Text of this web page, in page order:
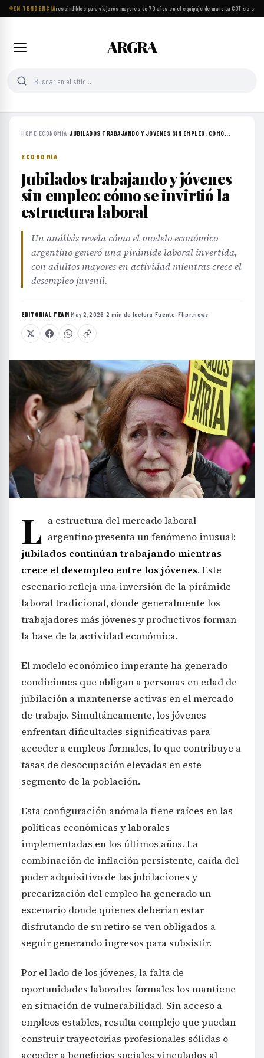
EN TENDENCIA
Ocho objetos imprescindibles para viajeros mayores de 70 años en el equipaje de mano·La CGT se
ARGRA
HOME›ECONOMÍA›JUBILADOS TRABAJANDO Y JÓVENES SIN EMPLEO: CÓMO...
ECONOMÍA
Jubilados trabajando y jóvenes
sin empleo: cómo se invirtió la
estructura laboral
Un análisis revela cómo el modelo económico
argentino generó una pirámide laboral invertida,
con adultos mayores en actividad mientras crece el
desempleo juvenil.
EDITORIAL TEAM·May 2, 2026 ·2 min de lectura ·Fuente:Flipr.news
L a estructura del mercado laboral
argentino presenta un fenómeno inusual:
jubilados continúan trabajando mientras
crece el desempleo entre los jóvenes. Este
escenario refleja una inversión de la pirámide
laboral tradicional, donde generalmente los
trabajadores más jóvenes y productivos forman
la base de la actividad económica.
El modelo económico imperante ha generado
condiciones que obligan a personas en edad de
jubilación a mantenerse activas en el mercado
de trabajo. Simultáneamente, los jóvenes
enfrentan dificultades significativas para
acceder a empleos formales, lo que contribuye a
tasas de desocupación elevadas en este
segmento de la población.
Esta configuración anómala tiene raíces en las
políticas económicas y laborales
implementadas en los últimos años. La
combinación de inflación persistente, caída del
poder adquisitivo de las jubilaciones y
precarización del empleo ha generado un
escenario donde quienes deberían estar
disfrutando de su retiro se ven obligados a
seguir generando ingresos para subsistir.
Por el lado de los jóvenes, la falta de
oportunidades laborales formales los mantiene
en situación de vulnerabilidad. Sin acceso a
empleos estables, resulta complejo que puedan
construir trayectorias profesionales sólidas o
acceder a beneficios sociales vinculados al